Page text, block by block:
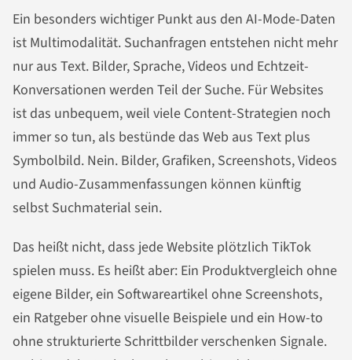
Ein besonders wichtiger Punkt aus den AI-Mode-Daten
ist Multimodalität. Suchanfragen entstehen nicht mehr
nur aus Text. Bilder, Sprache, Videos und Echtzeit-
Konversationen werden Teil der Suche. Für Websites
ist das unbequem, weil viele Content-Strategien noch
immer so tun, als bestünde das Web aus Text plus
Symbolbild. Nein. Bilder, Grafiken, Screenshots, Videos
und Audio-Zusammenfassungen können künftig
selbst Suchmaterial sein.
Das heißt nicht, dass jede Website plötzlich TikTok
spielen muss. Es heißt aber: Ein Produktvergleich ohne
eigene Bilder, ein Softwareartikel ohne Screenshots,
ein Ratgeber ohne visuelle Beispiele und ein How-to
ohne strukturierte Schrittbilder verschenken Signale.